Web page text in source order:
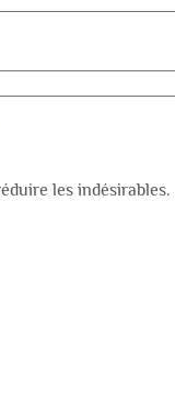
les indésirables.